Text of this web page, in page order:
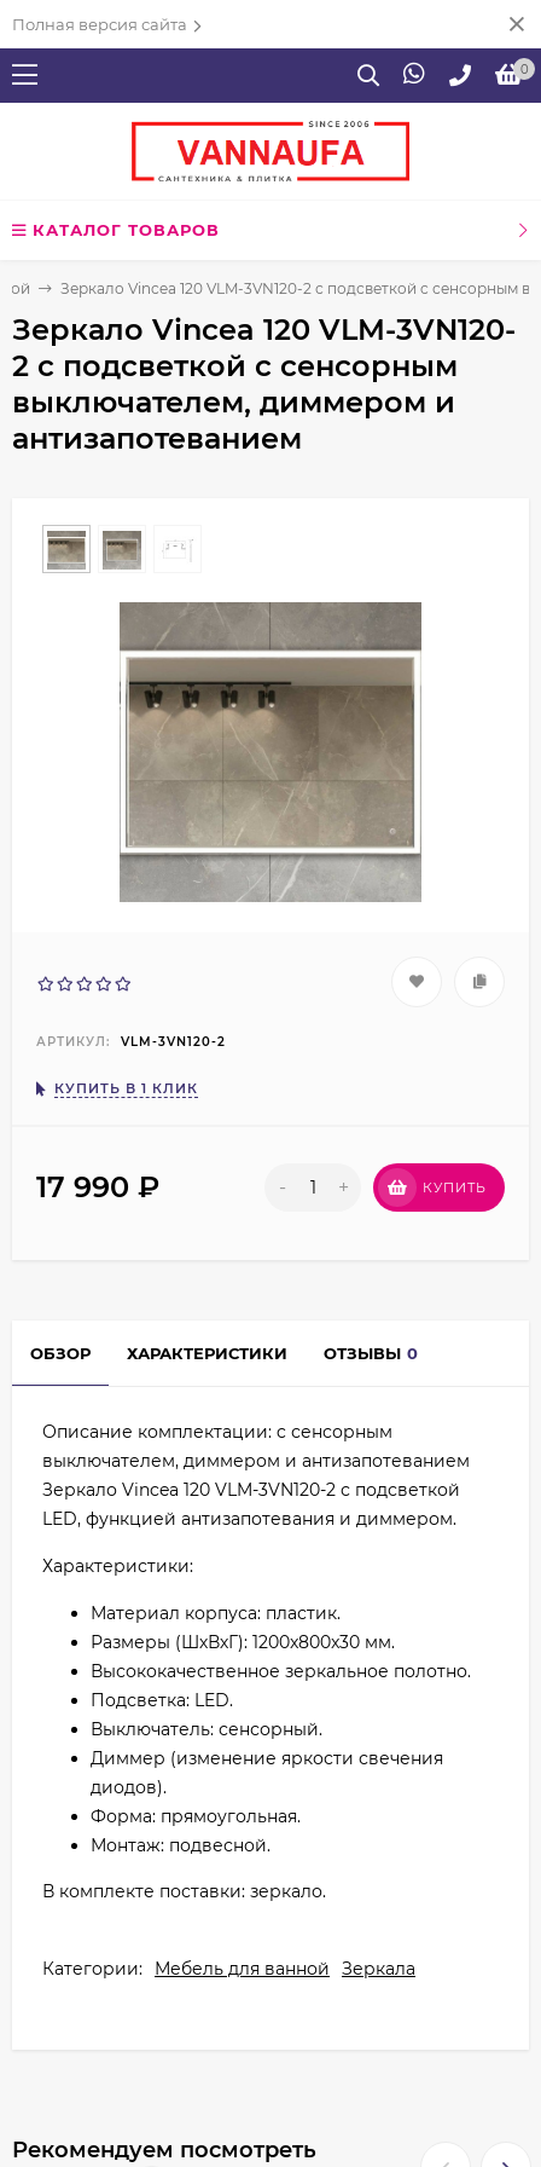
Полная версия сайта
0
КАТАЛОГ ТОВАРОВ
Зеркало Vincea 120 VLM-3VN120-2 с подсветкой c сенсорным
Зеркало Vincea 120 VLM-3VN120-
2 с подсветкой c сенсорным
выключателем, диммером и
антизапотеванием
АРТИКУЛ: VLM-3VN120-2
КУПИТЬ В 1 КЛИК
17 990 ₽ - + КУПИТЬ
ОБЗОР ХАРАКТЕРИСТИКИ ОТЗЫВЫ 0
Описание комплектации: c сенсорным
выключателем, диммером и антизапотеванием
Зеркало Vincea 120 VLM-3VN120-2 с подсветкой
LED, функцией антизапотевания и диммером.
Характеристики:
Материал корпуса: пластик.
Размеры (ШхВхГ): 1200x800x30 мм.
Высококачественное зеркальное полотно.
Подсветка: LED.
Выключатель: сенсорный.
Диммер (изменение яркости свечения
диодов).
Форма: прямоугольная.
Монтаж: подвесной.
В комплекте поставки: зеркало.
Категории: Мебель для ванной Зеркала
Рекомендуем посмотреть